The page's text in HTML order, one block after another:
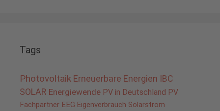
Tags
Photovoltaik Erneuerbare Energien IBC
SOLAR Energiewende PV in Deutschland PV
Fachpartner EEG Eigenverbrauch Solarstrom